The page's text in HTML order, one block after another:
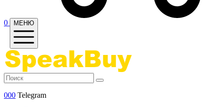
0 МЕНЮ
000 Telegram